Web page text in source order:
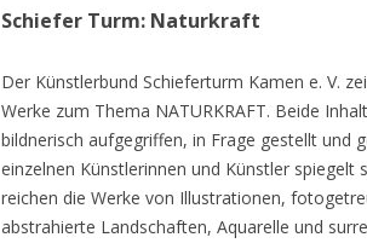
Schiefer Turm: Naturkraft
Der Künstlerbund Schieferturm Kamen e. V.
Werke zum Thema NATURKRAFT. Beide
bildnerisch aufgegriffen, in Frage gestellt und
einzelnen Künstlerinnen und Künstler spiegelt
reichen die Werke von Illustrationen,
abstrahierte Landschaften, Aquarelle und